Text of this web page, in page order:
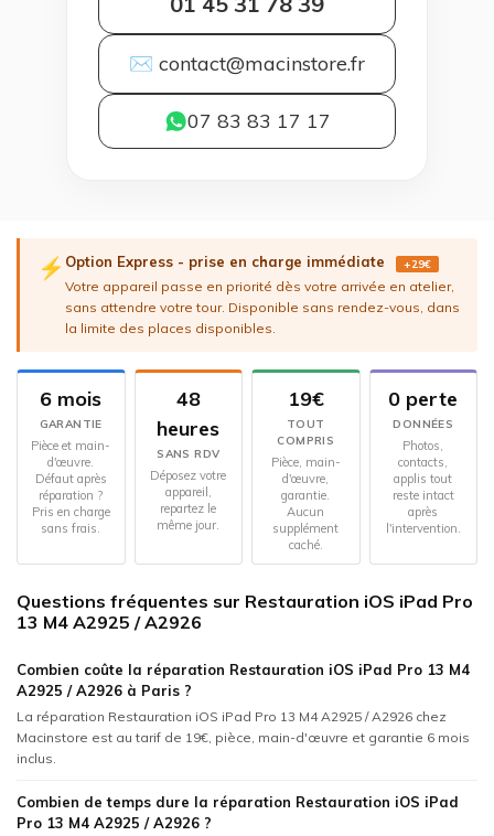
✉ contact@macinstore.fr
07 83 83 17 17
⚡ Option Express - prise en charge immédiate +29€
Votre appareil passe en priorité dès votre arrivée en atelier,
sans attendre votre tour. Disponible sans rendez-vous, dans
la limite des places disponibles.
6 mois
GARANTIE
Pièce et main-
d'œuvre.
Défaut après
réparation ?
Pris en charge
sans frais.
48
heures
SANS RDV
Déposez votre
appareil,
repartez le
même jour.
19€
TOUT
COMPRIS
Pièce, main-
d'œuvre,
garantie.
Aucun
supplément
caché.
0 perte
DONNÉES
Photos,
contacts,
applis tout
reste intact
après
l'intervention.
Questions fréquentes sur Restauration iOS iPad Pro
13 M4 A2925 / A2926
Combien coûte la réparation Restauration iOS iPad Pro 13 M4
A2925 / A2926 à Paris ?
La réparation Restauration iOS iPad Pro 13 M4 A2925 / A2926 chez
Macinstore est au tarif de 19€, pièce, main-d'œuvre et garantie 6 mois
inclus.
Combien de temps dure la réparation Restauration iOS iPad
Pro 13 M4 A2925 / A2926 ?